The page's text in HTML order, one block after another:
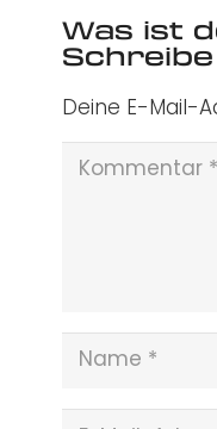
Was ist
Deine E-Mail-